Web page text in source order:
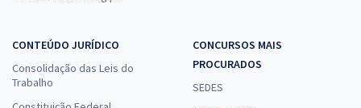
CONTEÚDO JURÍDICO
Consolidação das Leis do
Trabalho
CONCURSOS MAIS
PROCURADOS
SEDES